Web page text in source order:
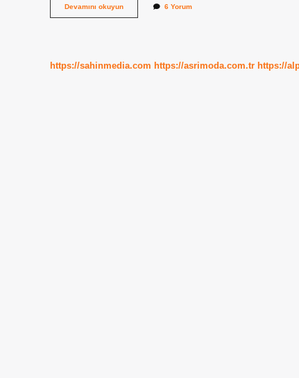
Devamını okuyunAdli
Tıp
6 Yorum
https://sahinmedia.com https://asrimoda.com.tr https://